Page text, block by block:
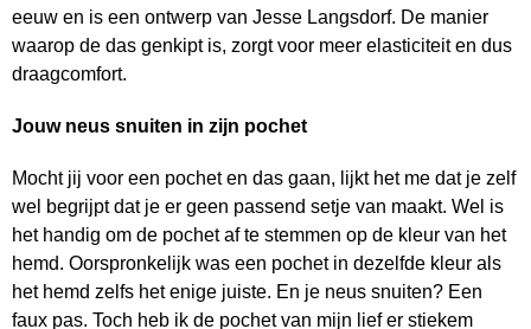
eeuw en is een ontwerp van Jesse Langsdorf. De manier
waarop de das genkipt is, zorgt voor meer elasticiteit en dus
draagcomfort.
Jouw neus snuiten in zijn pochet
Mocht jij voor een pochet en das gaan, lijkt het me dat je zelf
wel begrijpt dat je er geen passend setje van maakt. Wel is
het handig om de pochet af te stemmen op de kleur van het
hemd. Oorspronkelijk was een pochet in dezelfde kleur als
het hemd zelfs het enige juiste. En je neus snuiten? Een
faux pas. Toch heb ik de pochet van mijn lief er stiekem